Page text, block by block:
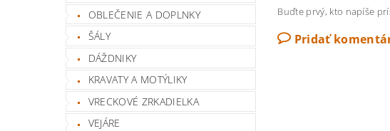
OBLEČENIE A DOPLNKY
ŠÁLY
DÁŽDNIKY
KRAVATY A MOTÝLIKY
VRECKOVÉ ZRKADIELKA
VEJÁRE
Buďte prvý, kto napíše
Pridať